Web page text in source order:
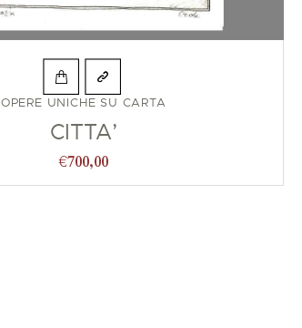
OPERE UNICHE SU CARTA
CITTA’
€700,00